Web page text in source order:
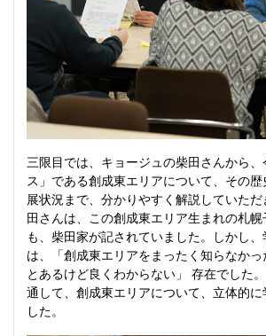
三限目では、キョージュの柴田さんから
ス」である創成東エリアについて、その
展状況まで、分かりやすく解説していた
田さんは、この創成東エリア生まれの札幌
も、柴田家が記されていました。しかし
は、「創成東エリアをまったく知らなかっ
とあるけど良くわからない」 存在でした
通して、創成東エリアについて、立体的に
した。